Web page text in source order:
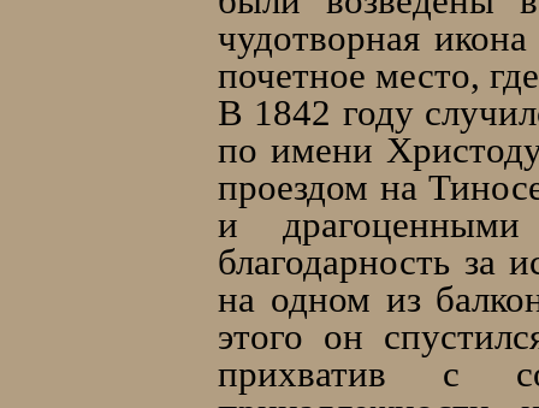
чудотворная
почетное место,
В 1842 году
по имени
проездом на
и
благодарность за
на одном из
этого он
прихватив с